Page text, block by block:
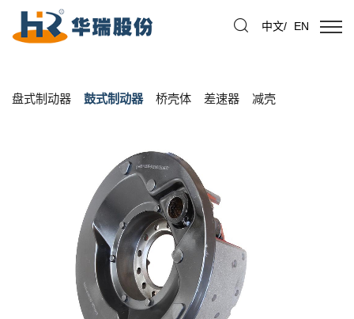
中文/ EN
盘式制动器 鼓式制动器 桥壳体 差速器 减壳